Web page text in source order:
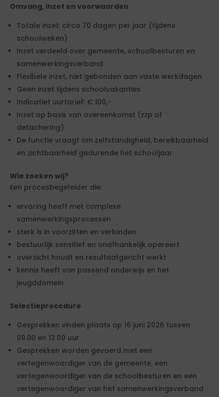
Omvang, inzet en voorwaarden
Totale inzet: circa 70 dagen per jaar (tijdens
schoolweken)
Inzet verdeeld over gemeente, schoolbesturen en
samenwerkingsverband
Flexibele inzet, niet gebonden aan vaste werkdagen
Geen inzet tijdens schoolvakanties
Indicatief uurtarief: € 100,-
Inzet op basis van overeenkomst (zzp of
detachering)
De functie vraagt om zelfstandigheid, bereikbaarheid
en zichtbaarheid gedurende het schooljaar
Wie zoeken wij?
Een procesbegeleider die:
ervaring heeft met complexe
samenwerkingsprocessen
sterk is in voorzitten en verbinden
bestuurlijk sensitief en onafhankelijk opereert
overzicht houdt en resultaatgericht werkt
kennis heeft van passend onderwijs en het
jeugddomein
Selectieprocedure
Gesprekken vinden plaats op 16 juni 2026 tussen
09.00 en 12.00 uur
Gesprekken worden gevoerd met een
vertegenwoordiger van de gemeente, een
vertegenwoordiger van de schoolbesturen en een
vertegenwoordiger van het samenwerkingsverband